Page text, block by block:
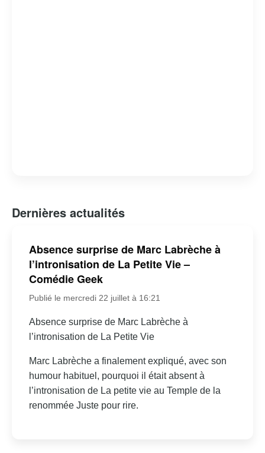
Dernières actualités
Absence surprise de Marc Labrèche à
l’intronisation de La Petite Vie –
Comédie Geek
Publié le mercredi 22 juillet à 16:21
Absence surprise de Marc Labrèche à
l’intronisation de La Petite Vie
Marc Labrèche a finalement expliqué, avec son
humour habituel, pourquoi il était absent à
l’intronisation de La petite vie au Temple de la
renommée Juste pour rire.